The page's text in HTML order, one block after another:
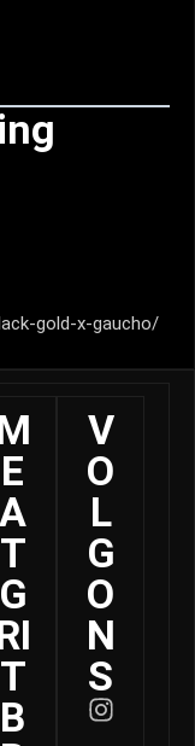
gold-x-gaucho/
E
A
T
G
T
B
V
O
L
G
O
N
S